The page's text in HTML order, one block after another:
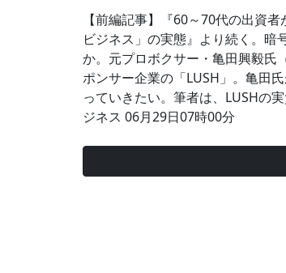
【前編記事】『60～70代の出資
ビジネス」の実態』より続く。
か。元プロボクサー・亀田興毅氏
ポンサー企業の「LUSH」。亀田
っていきたい。筆者は、LUSHの
ジネス 06月29日07時00分